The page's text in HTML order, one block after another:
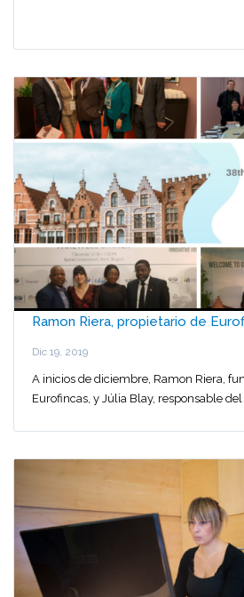
Ramon Riera, propietario de
Dic 19, 2019
A inicios de diciembre, Ramon Riera,
Eurofincas, y Júlia Blay, responsable